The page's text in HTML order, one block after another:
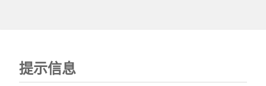
提示信息